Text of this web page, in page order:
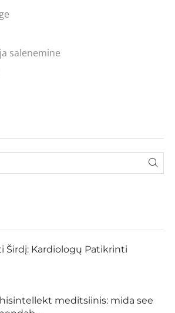
salenemine
Širdį: Kardiologų Patikrinti
meditsiinis: mida see